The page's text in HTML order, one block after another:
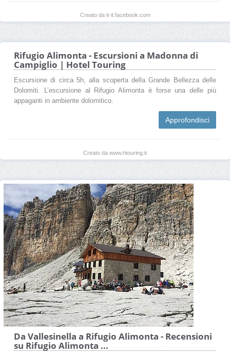
Creato da it-it.facebook.com
Rifugio Alimonta - Escursioni a Madonna di
Campiglio | Hotel Touring
Escursione di circa 5h, alla scoperta della Grande Bellezza delle
Dolomiti. L’escursione al Rifugio Alimonta è forse una delle più
appaganti in ambiente dolomitico.
Approfondisci
Creato da www.htouring.it
Da Vallesinella a Rifugio Alimonta - Recensioni
su Rifugio Alimonta ...